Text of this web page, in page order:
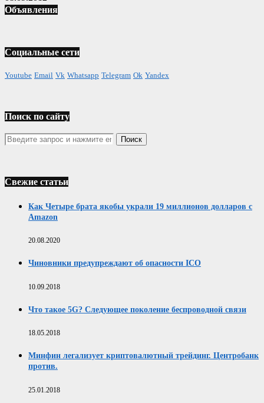
Объявления
Социальные сети
Youtube Email Vk Whatsapp Telegram Ok Yandex
Поиск по сайту
Свежие статьи
Как Четыре брата якобы украли 19 миллионов долларов с
Amazon
20.08.2020
Чиновники предупреждают об опасности ICO
10.09.2018
Что такое 5G? Следующее поколение беспроводной связи
18.05.2018
Минфин легализует криптовалютный трейдинг. Центробанк
против.
25.01.2018